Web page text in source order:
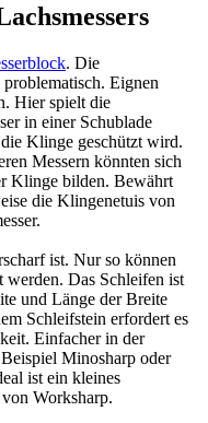
. Die
Eignen
Hier spielt die
in einer Schublade
Klinge geschützt wird.
Messern könnten sich
Klinge bilden. Bewährt
die Klingenetuis von
ist. Nur so können
Das Schleifen ist
und Länge der Breite
Schleifstein erfordert es
Einfacher in der
Minosharp oder
ist ein kleines
Worksharp.